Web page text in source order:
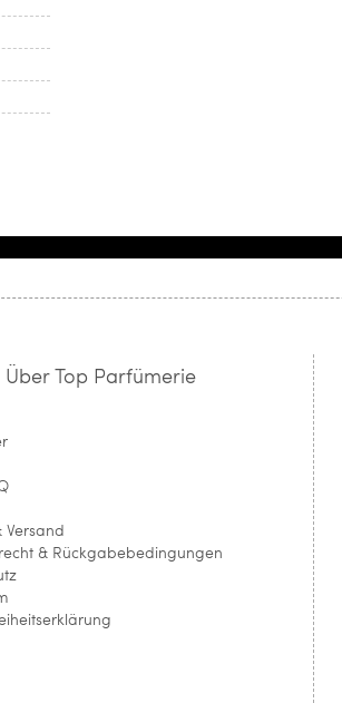
Über Top Parfümerie
Versand
& Rückgabebedingungen